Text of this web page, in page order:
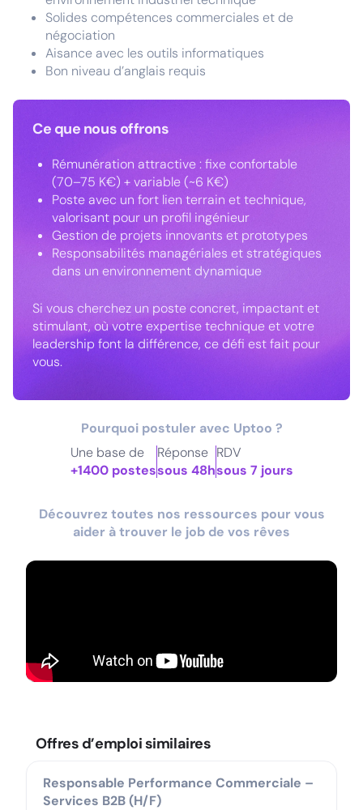
Solides compétences commerciales et de
négociation
Aisance avec les outils informatiques
Bon niveau d’anglais requis
Ce que nous offrons
Rémunération attractive : fixe confortable
(70–75 K€) + variable (~6 K€)
Poste avec un fort lien terrain et technique,
valorisant pour un profil ingénieur
Gestion de projets innovants et prototypes
Responsabilités managériales et stratégiques
dans un environnement dynamique
Si vous cherchez un poste concret, impactant et
stimulant, où votre expertise technique et votre
leadership font la différence, ce défi est fait pour
vous.
Pourquoi postuler avec Uptoo ?
Une base de
+1400 postes
Réponse
sous 48h
RDV
sous 7 jours
Découvrez toutes nos ressources pour vous
aider à trouver le job de vos rêves
Offres d’emploi similaires
Responsable Performance Commerciale –
Services B2B (H/F)